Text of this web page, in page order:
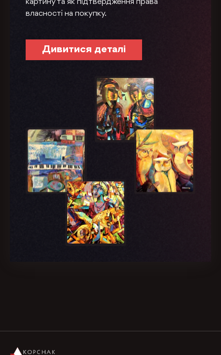
картину та як підтвердження права
власності на покупку.
Дивитися деталі